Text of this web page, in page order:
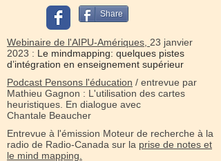
Share
Webinaire de l'AIPU-Amériques, 23 janvier
2023 : Le mindmapping: quelques pistes
d’intégration en enseignement supérieur
Podcast Pensons l'éducation / entrevue par
Mathieu Gagnon : L'utilisation des cartes
heuristiques. En dialogue avec
Chantale Beaucher
Entrevue à l'émission Moteur de recherche à la
radio de Radio-Canada sur la prise de notes et
le mind mapping.